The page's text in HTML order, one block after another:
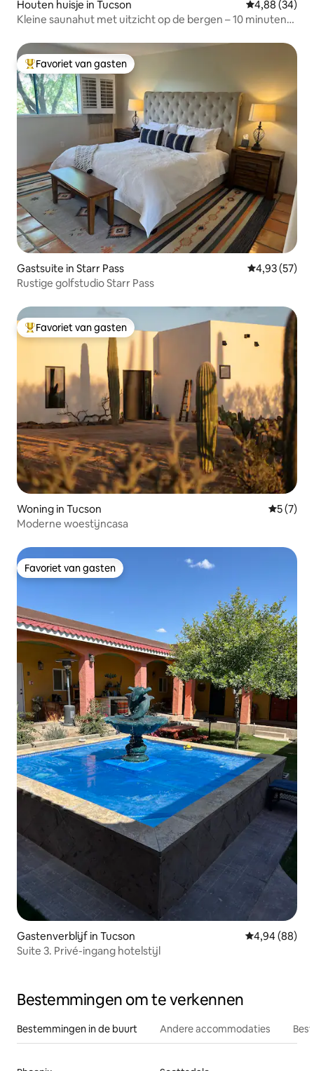
Houten huisje in Tucson Gemiddelde
4,88 (34)
Kleine saunahut met uitzicht op de bergen – 10 minuten
Topfavoriet van gasten
Favoriet van gasten
Gastsuite in Starr Pass Gemiddelde
4,93 (57)
Rustige golfstudio Starr Pass
Topfavoriet van gasten
Favoriet van gasten
Woning in Tucson
5 (7)
Moderne woestijncasa
Favoriet van gasten
Favoriet van gasten
Gastenverblijf in Tucson Gemiddelde
4,94 (88)
Suite 3. Privé-ingang hotelstijl
Bestemmingen om te verkennen
Bestemmingen in de buurt Andere accommodaties